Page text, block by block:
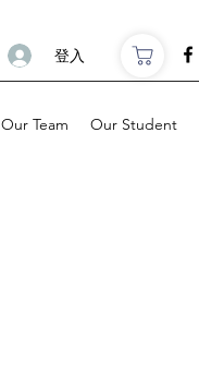
登入
Our Team Our Student